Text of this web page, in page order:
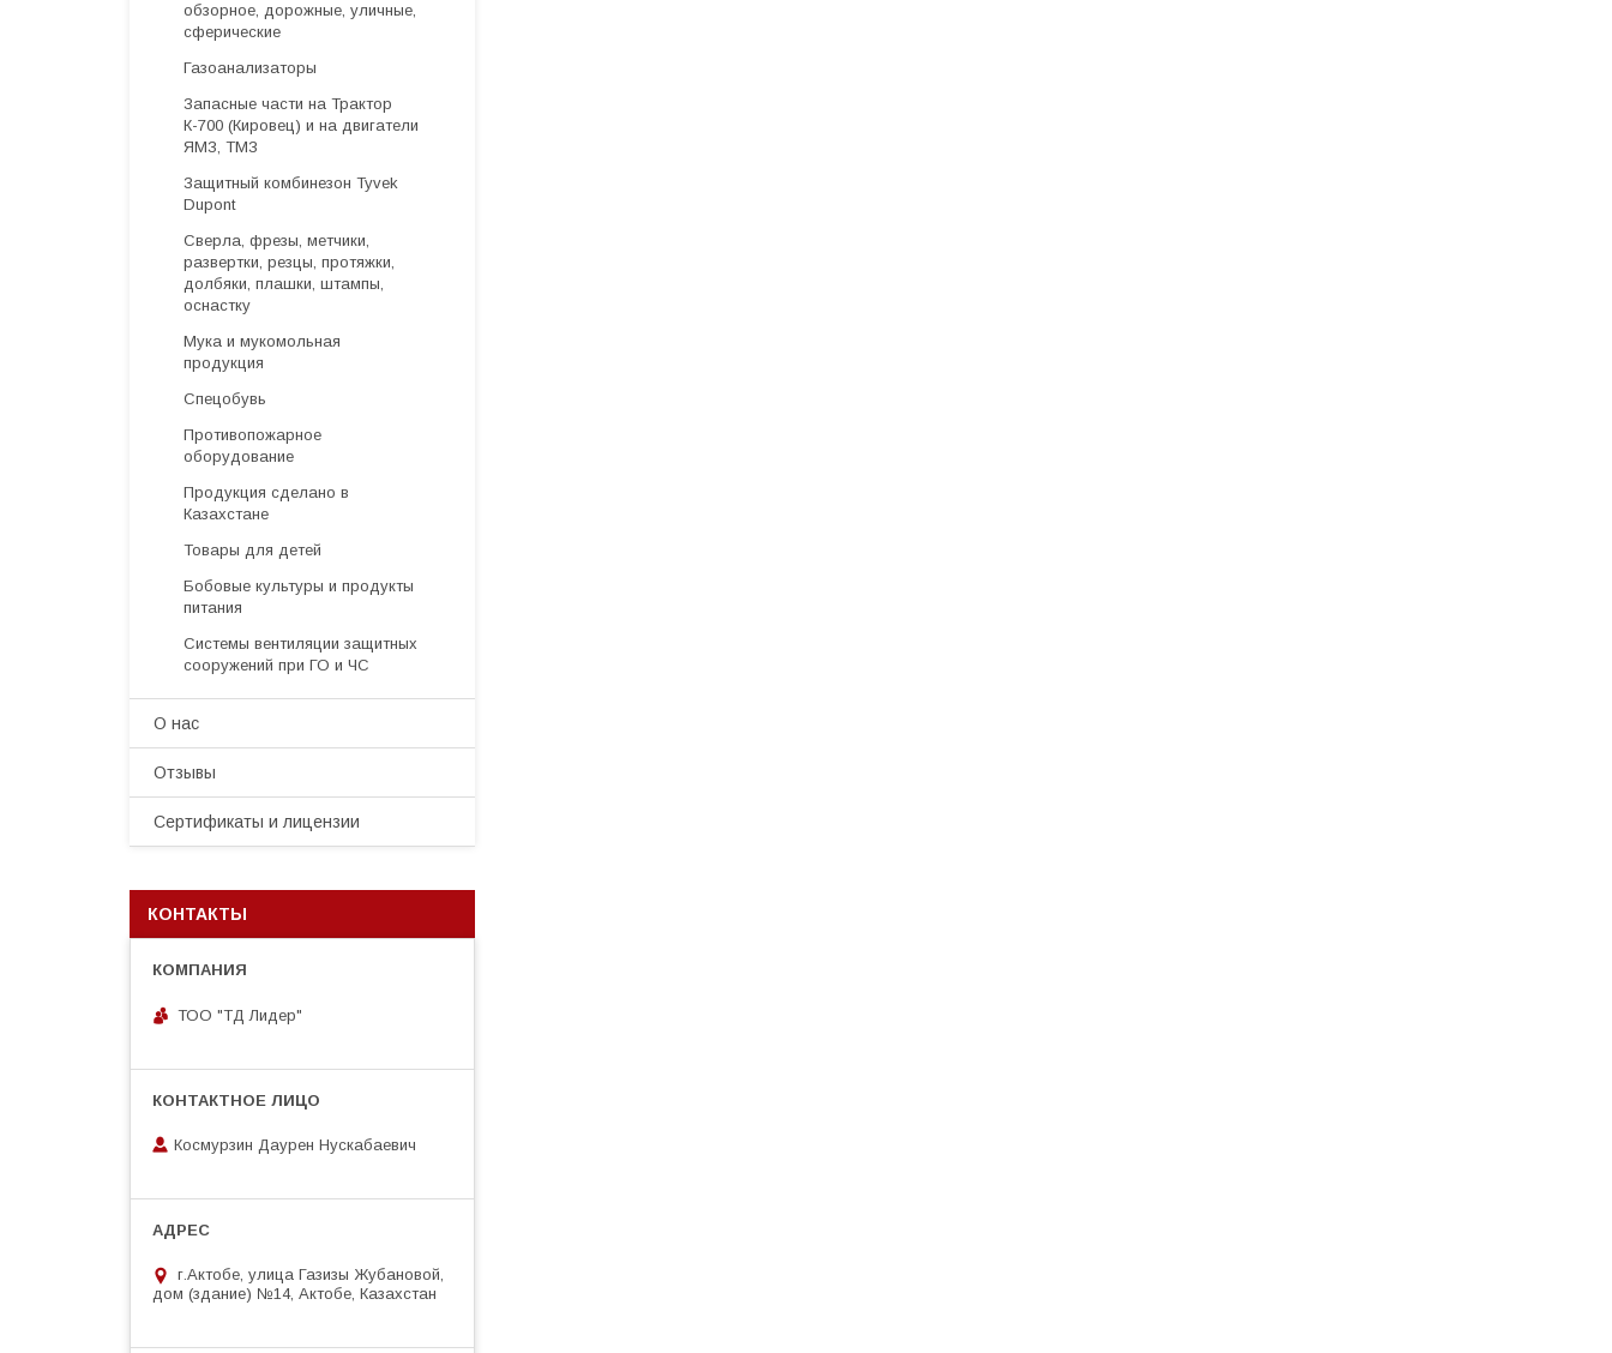
обзорное, дорожные, уличные,
сферические
Газоанализаторы
Запасные части на Трактор
К-700 (Кировец) и на двигатели
ЯМЗ, ТМЗ
Защитный комбинезон Tyvek
Dupont
Cверла, фрезы, метчики,
развертки, резцы, протяжки,
долбяки, плашки, штампы,
оснастку
Мука и мукомольная
продукция
Спецобувь
Противопожарное
оборудование
Продукция сделано в
Казахстане
Товары для детей
Бобовые культуры и продукты
питания
Системы вентиляции защитных
сооружений при ГО и ЧС
О нас
Отзывы
Сертификаты и лицензии
КОНТАКТЫ
ТОО "ТД Лидер"
Космурзин Даурен Нускабаевич
г.Актобе, улица Газизы Жубановой,
дом (здание) №14, Актобе, Казахстан